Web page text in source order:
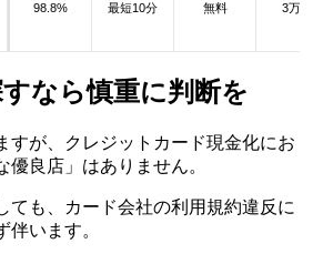
98.8% 最短10分 無料 3万～
なら慎重に判断を
すが、クレジットカード現金化にお
優良店」はありません。
ても、カード会社の利用規約違反に
伴います。